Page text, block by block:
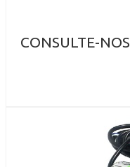
CONSULTE-NOS